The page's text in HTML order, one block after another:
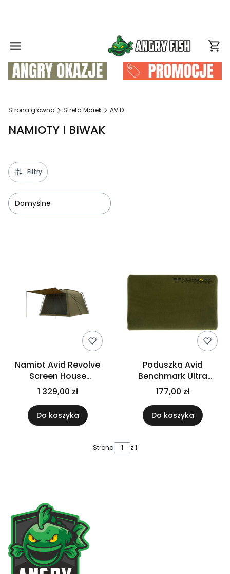
Strona główna Strefa Marek AVID
NAMIOTY I BIWAK
Filtry
Domyślne
Namiot Avid Revolve
Screen House
Compact
1 329,00 zł
Do koszyka
Poduszka Avid
Benchmark Ultra
Memory Foam Pill
177,00 zł
Do koszyka
Strona z 1